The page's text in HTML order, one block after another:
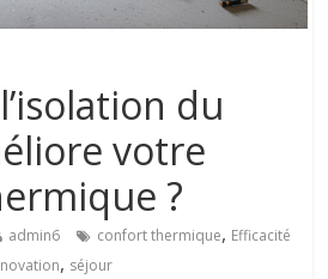
du
votre
?
admin6 confort thermique, Efficacité
, séjour